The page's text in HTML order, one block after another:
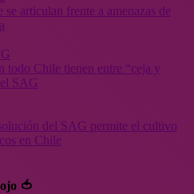
articulan frente a amenazas de
todo Chile tienen entre “ceja y
SAG
del SAG permite el cultivo
en Chile
🍅